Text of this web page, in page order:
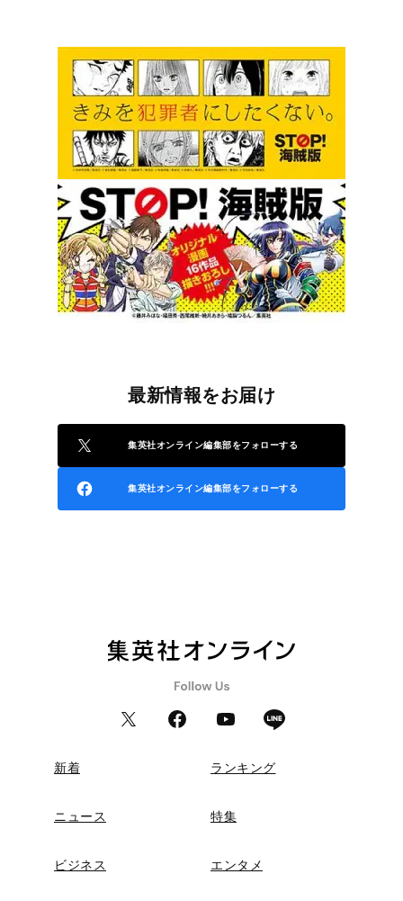
最新情報をお届け
集英社オンライン編集部をフォローする
集英社オンライン編集部をフォローする
新着 ランキング
ニュース 特集
ビジネス エンタメ